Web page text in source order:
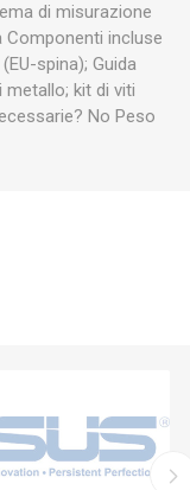
di misurazione
incluse
spina); Guida
metallo; kit di viti
No Peso